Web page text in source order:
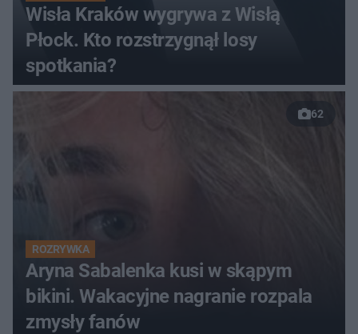
Wisła Kraków wygrywa z Wisłą
Płock. Kto rozstrzygnął losy
spotkania?
62
ROZRYWKA
Aryna Sabalenka kusi w skąpym
bikini. Wakacyjne nagranie rozpala
zmysły fanów